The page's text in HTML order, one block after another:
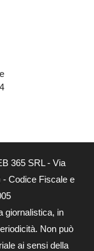
365 SRL - Via
Codice Fiscale e
giornalistica, in
Non può
ai sensi della